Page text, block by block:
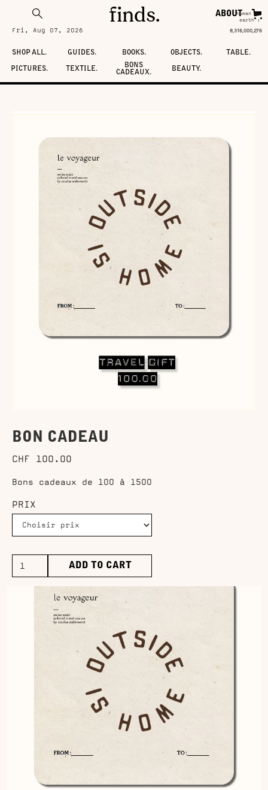
Fri, Aug 07, 2026
finds. ABOUThuman on
earth :
8,316,000,280
SHOP ALL. GUIDES. BOOKS. OBJECTS. TABLE.
PICTURES. TEXTILE.
BONS
CADEAUX.
BEAUTY.
BON CADEAU
CHF 100.00
Bons cadeaux de 100 à 1500
PRIX